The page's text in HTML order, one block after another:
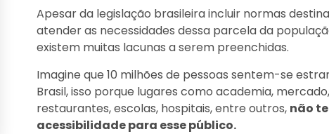
Apesar da legislação brasileira incluir normas
atender as necessidades dessa parcela da
existem muitas lacunas a serem preenchidas.
Imagine que 10 milhões de pessoas sentem-se
Brasil, isso porque lugares como academia, mercado,
restaurantes, escolas, hospitais, entre outros, não
acessibilidade para esse público.